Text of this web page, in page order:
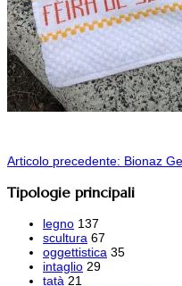
Articolo precedente: Bionaz
Tipologie principali
legno 137
scultura 67
oggettistica 35
intaglio 29
tatà 21